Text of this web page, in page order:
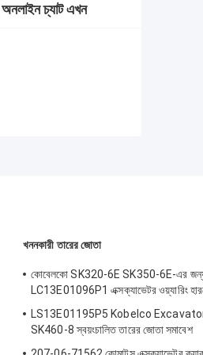
অনলাইন চ্যাট এখন
খননকারী তারের জোতা
কোবেলকো SK320-6E SK350-6E-এর
LC13E01096P1 এক্সক্যাভেটর ওয়্যারিং
LS13E01195P5 Kobelco
SK460-8 স্বয়ংচালিত তারের জোতা সমাবেশ